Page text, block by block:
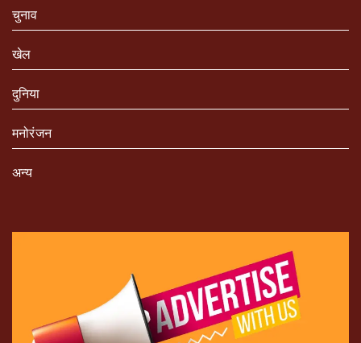
चुनाव
खेल
दुनिया
मनोरंजन
अन्य